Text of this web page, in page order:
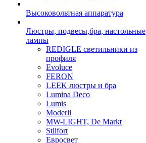
Высоковольтная аппаратура
Люстры, подвесы,бра, настольные
лампы
REDIGLE светильники из
профиля
Evoluce
FERON
LEEK люстры и бра
Lumina Deco
Lumis
Moderli
MW-LIGHT, De Markt
Stilfort
Евросвет